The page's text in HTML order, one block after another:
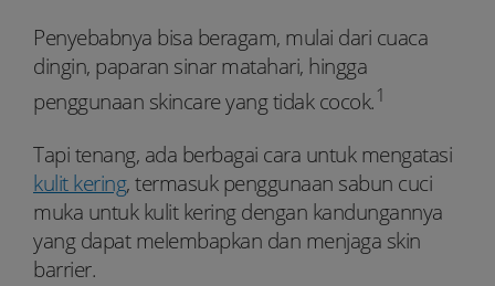
Penyebabnya bisa beragam, mulai dari cuaca
dingin, paparan sinar matahari, hingga
penggunaan skincare yang tidak cocok.1
Tapi tenang, ada berbagai cara untuk mengatasi
kulit kering, termasuk penggunaan sabun cuci
muka untuk kulit kering dengan kandungannya
yang dapat melembapkan dan menjaga skin
barrier.